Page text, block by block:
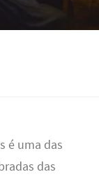
é uma das
das